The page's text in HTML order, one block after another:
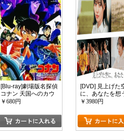
[Blu-ray]劇場版名探偵
コナン 天国へのカウ
ントダウン「邦画
リー」
￥680円
[DVD] 見上げた
に、あなたを想
￥3980円